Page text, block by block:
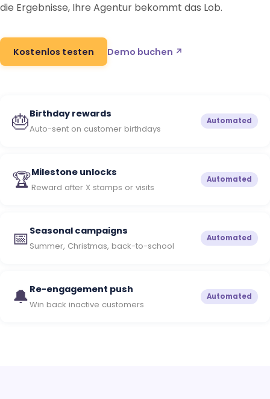
die Ergebnisse, Ihre Agentur bekommt das Lob.
Kostenlos testen Demo buchen ↗
🎂Birthday rewards
Auto-sent on customer birthdays
Automated
🏆Milestone unlocks
Reward after X stamps or visits
Automated
📅 Seasonal campaigns
Summer, Christmas, back-to-school
Automated
🔔 Re-engagement push
Win back inactive customers
Automated